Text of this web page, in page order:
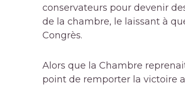
conservateurs pour devenir
de la chambre, le laissant à
Congrès.
Alors que la Chambre
point de remporter la victoire